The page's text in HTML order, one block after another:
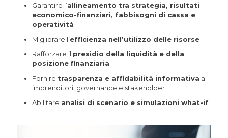
Garantire l’allineamento tra strategia, risultati
economico-finanziari, fabbisogni di cassa e
operatività
Migliorare l’efficienza nell’utilizzo delle risorse
Rafforzare il presidio della liquidità e della
posizione finanziaria
Fornire trasparenza e affidabilità informativa a
imprenditori, governance e stakeholder
Abilitare analisi di scenario e simulazioni what-if